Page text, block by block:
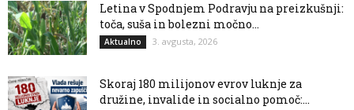
Letina v Spodnjem Podravju na preizkušnji:
toča, suša in bolezni močno...
Aktualno 3. avgusta, 2026
Skoraj 180 milijonov evrov luknje za
družine, invalide in socialno pomoč:...